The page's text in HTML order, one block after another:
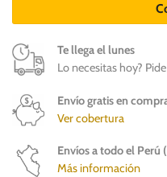
Te llega el lunes
Lo necesitas hoy?
Envío gratis en
Ver cobertura
Envíos a todo el Perú
Más información